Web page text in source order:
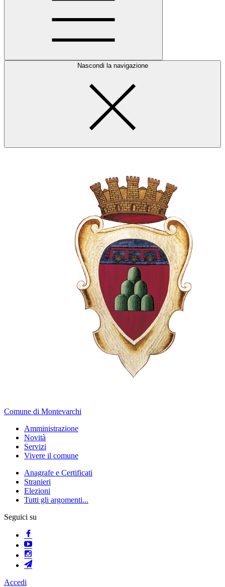
Nascondi la navigazione
Comune di Montevarchi
Amministrazione
Novità
Servizi
Vivere il comune
Anagrafe e Certificati
Stranieri
Elezioni
Tutti gli argomenti...
Seguici su
Accedi